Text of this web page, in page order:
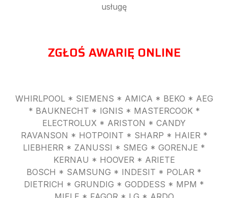
usługę
ZGŁOŚ AWARIĘ ONLINE
WHIRLPOOL * SIEMENS * AMICA * BEKO * AEG
* BAUKNECHT * IGNIS * MASTERCOOK *
ELECTROLUX * ARISTON * CANDY
RAVANSON * HOTPOINT * SHARP * HAIER *
LIEBHERR * ZANUSSI * SMEG * GORENJE *
KERNAU * HOOVER * ARIETE
BOSCH * SAMSUNG * INDESIT * POLAR *
DIETRICH * GRUNDIG * GODDESS * MPM *